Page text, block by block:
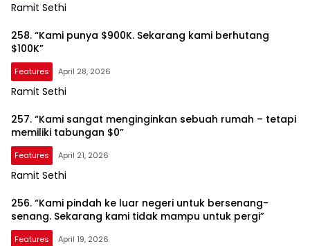
Ramit Sethi
258. “Kami punya $900K. Sekarang kami berhutang
$100K”
Features April 28, 2026
Ramit Sethi
257. “Kami sangat menginginkan sebuah rumah – tetapi
memiliki tabungan $0”
Features April 21, 2026
Ramit Sethi
256. “Kami pindah ke luar negeri untuk bersenang-
senang. Sekarang kami tidak mampu untuk pergi”
Features April 19, 2026